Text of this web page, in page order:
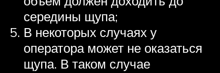
середины щупа;
В некоторых случаях у
оператора может не оказаться
щупа. В таком случае